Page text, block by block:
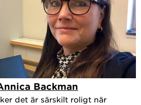
Backman
det är särskilt roligt när